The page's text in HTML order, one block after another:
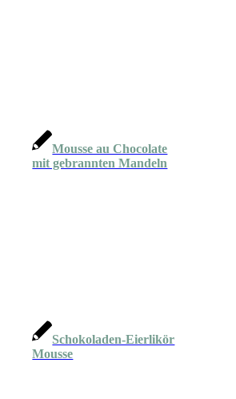
Mousse au Chocolate
mit gebrannten Mandeln
Schokoladen-Eierlikör
Mousse